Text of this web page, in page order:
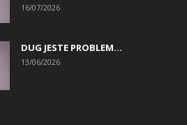
16/07/2026
DUG JESTE PROBLEM…
13/06/2026